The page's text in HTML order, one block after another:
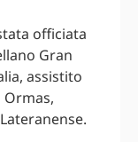
officiata
Gran
assistito
Ormas,